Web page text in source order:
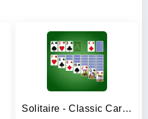
Solitaire - Classic Card Games